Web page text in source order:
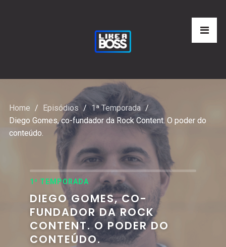
Home Episódios
1ª Temporada
Diego Gomes, co-fundador da Rock Content. O poder do
conteúdo.
1ª TEMPORADA
DIEGO GOMES, CO-
FUNDADOR DA ROCK
CONTENT. O PODER DO
CONTEÚDO.